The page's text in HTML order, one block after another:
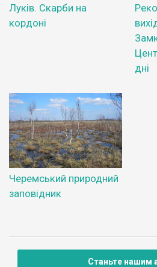
Луків. Скарби на
кордоні
дні
Черемський природний
заповідник
Станьте нашим